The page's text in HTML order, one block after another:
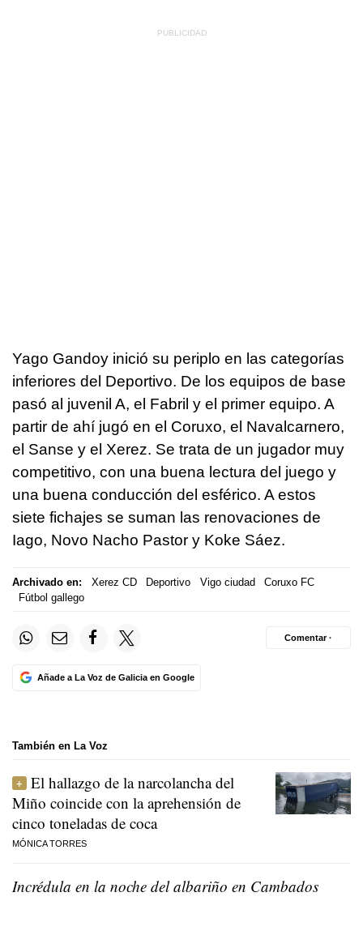
Yago Gandoy inició su periplo en las categorías
inferiores del Deportivo. De los equipos de base
pasó al juvenil A, el Fabril y el primer equipo. A
partir de ahí jugó en el Coruxo, el Navalcarnero,
el Sanse y el Xerez. Se trata de un jugador muy
competitivo, con una buena lectura del juego y
una buena conducción del esférico. A estos
siete fichajes se suman las renovaciones de
Iago, Novo Nacho Pastor y Koke Sáez.
Archivado en: Xerez CD Deportivo Vigo ciudad
Coruxo FC
Fútbol gallego
Añade a La Voz de Galicia en Google
Comentar ·
También en La Voz
El hallazgo de la narcolancha del
Miño coincide con la aprehensión de
cinco toneladas de coca
MÓNICA TORRES
Incrédula en la noche del albariño en Cambados